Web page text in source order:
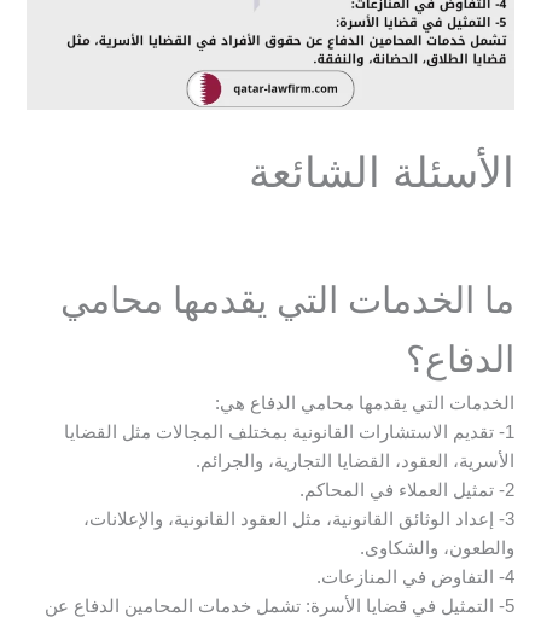
الأسئلة الشائعة
ما الخدمات التي يقدمها محامي
الدفاع؟
الخدمات التي يقدمها محامي الدفاع هي:
1- تقديم الاستشارات القانونية بمختلف المجالات مثل القضايا
الأسرية، العقود، القضايا التجارية، والجرائم.
2- تمثيل العملاء في المحاكم.
3- إعداد الوثائق القانونية، مثل العقود القانونية، والإعلانات،
والطعون، والشكاوى.
4- التفاوض في المنازعات.
5- التمثيل في قضايا الأسرة: تشمل خدمات المحامين الدفاع عن